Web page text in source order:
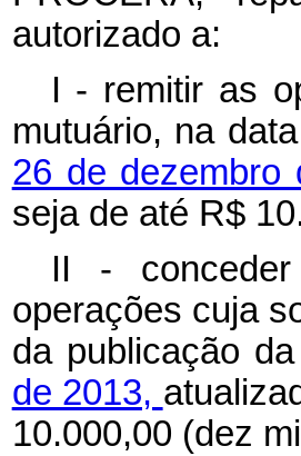
autorizado a:
I - remitir as
mutuário, na
26 de dezembro
seja de até R$
II -
operações cuja
da publicação da
de 2013,
10.000,00 (dez